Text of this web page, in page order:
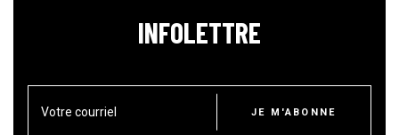
INFOLETTRE
Votre courriel JE M'ABONNE